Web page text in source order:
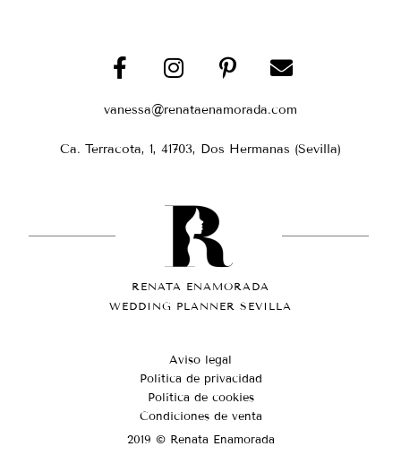
vanessa@renataenamorada.com
Ca. Terracota, 1, 41703, Dos Hermanas (Sevilla)
RENATA ENAMORADA
WEDDING PLANNER SEVILLA
Aviso legal
Política de privacidad
Política de cookies
Condiciones de venta
2019 © Renata Enamorada